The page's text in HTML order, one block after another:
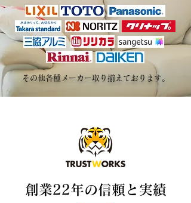
その他各種メーカー取り揃えております。
創業22年の信頼と実績